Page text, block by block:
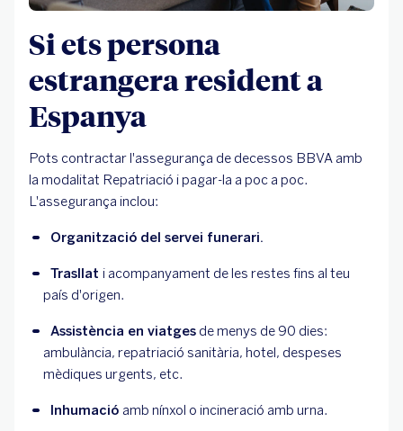
Si ets persona
estrangera resident a
Espanya
Pots contractar l'assegurança de decessos BBVA amb
la modalitat Repatriació i pagar-la a poc a poc.
L'assegurança inclou:
Organització del servei funerari.
Trasllat i acompanyament de les restes fins al teu
país d'origen.
Assistència en viatges de menys de 90 dies:
ambulància, repatriació sanitària, hotel, despeses
mèdiques urgents, etc.
Inhumació amb nínxol o incineració amb urna.